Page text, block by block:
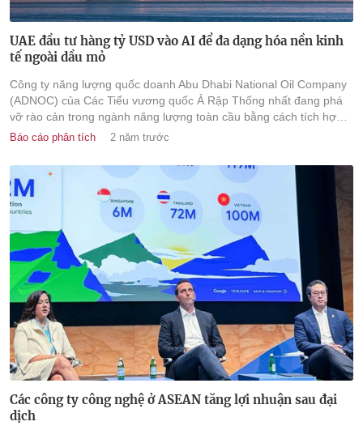
UAE đầu tư hàng tỷ USD vào AI để đa dạng hóa nền kinh
tế ngoài dầu mỏ
Công ty năng lượng quốc doanh Abu Dhabi National Oil Company
(ADNOC) của Các Tiểu vương quốc Ả Rập Thống nhất đang phá
vỡ rào cản trong ngành năng lượng toàn cầu bằng cách tích hợp
một dạng Trí tuệ nhân tạo có tính tự chủ cao được gọi là “Agentic
Báo cáo phân tích 2 năm trước
Các công ty công nghệ ở ASEAN tăng lợi nhuận sau đại
dịch